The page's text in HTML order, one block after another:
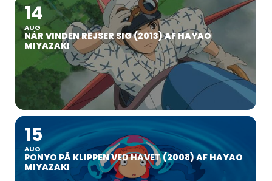
14
AUG
NÅR VINDEN REJSER SIG (2013) AF HAYAO
MIYAZAKI
15
AUG
PONYO PÅ KLIPPEN VED HAVET (2008) AF HAYAO
MIYAZAKI